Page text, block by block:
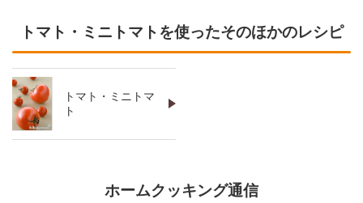
トマト・ミニトマトを使ったそのほかのレシピ
トマト・ミニトマ
ト
ホームクッキング通信